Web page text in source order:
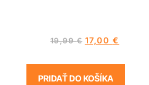
19,99€ 17,00 €
PRIDAŤ DO KOŠÍKA